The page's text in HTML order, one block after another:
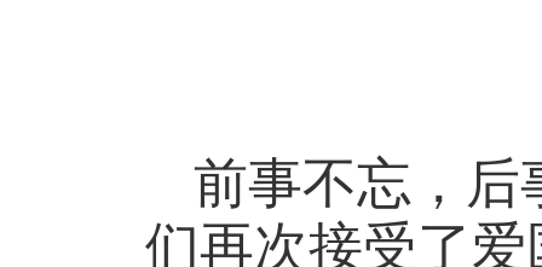
前事不忘，后
们再次接受了